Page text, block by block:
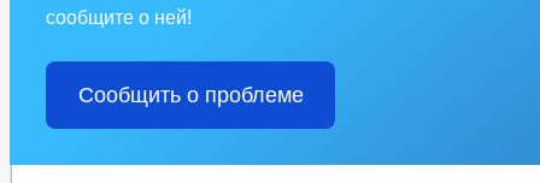
сообщите о ней!
Сообщить о проблеме